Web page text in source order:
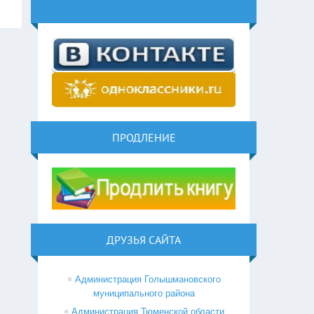
ПРОДЛЕНИЕ
ДРУЗЬЯ САЙТА
Администрация Голышмановского
муниципального района
Администрация Тюменской области